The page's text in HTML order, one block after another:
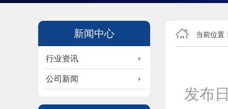
新闻中心
行业资讯
公司新闻
当前位置
发布